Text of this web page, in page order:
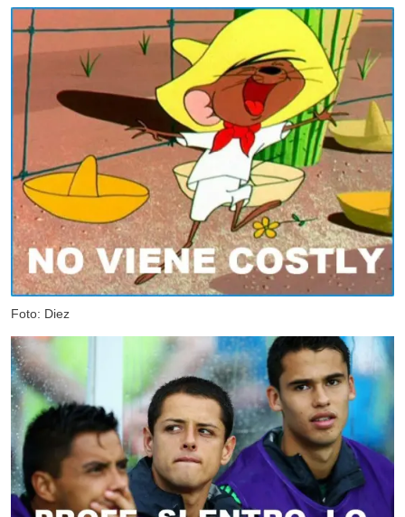
Foto: Diez